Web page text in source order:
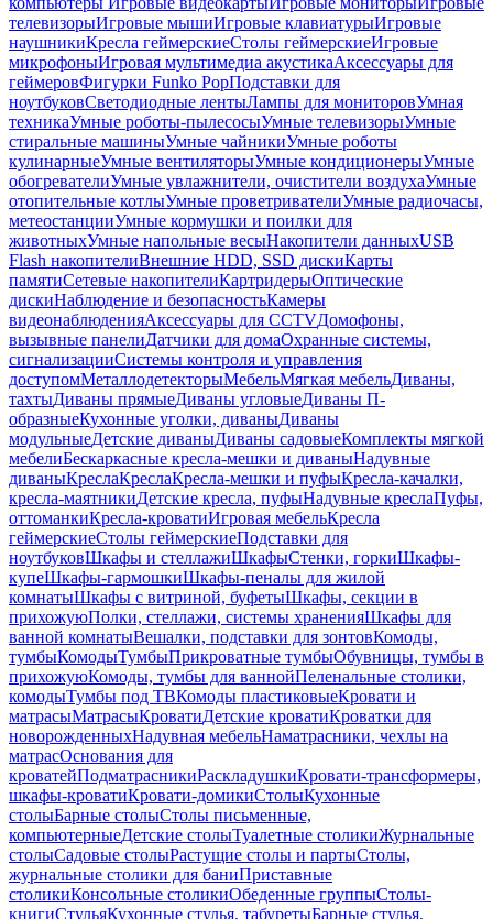
телевизорыИгровые мышиИгровые клавиатурыИгровые
наушникиКресла геймерскиеСтолы геймерскиеИгровые
микрофоныИгровая мультимедиа акустикаАксессуары для
геймеровФигурки Funko PopПодставки для
ноутбуковСветодиодные лентыЛампы для мониторовУмная
техникаУмные роботы-пылесосыУмные телевизорыУмные
стиральные машиныУмные чайникиУмные роботы
кулинарныеУмные вентиляторыУмные кондиционерыУмные
обогревателиУмные увлажнители, очистители воздухаУмные
отопительные котлыУмные проветривателиУмные радиочасы,
метеостанцииУмные кормушки и поилки для
животныхУмные напольные весыНакопители данныхUSB
Flash накопителиВнешние HDD, SSD дискиКарты
памятиСетевые накопителиКартридерыОптические
дискиНаблюдение и безопасностьКамеры
видеонаблюденияАксессуары для CCTVДомофоны,
вызывные панелиДатчики для домаОхранные системы,
сигнализацииСистемы контроля и управления
доступомМеталлодетекторыМебельМягкая мебельДиваны,
тахтыДиваны прямыеДиваны угловыеДиваны П-
образныеКухонные уголки, диваныДиваны
модульныеДетские диваныДиваны садовыеКомплекты мягкой
мебелиБескаркасные кресла-мешки и диваныНадувные
диваныКреслаКреслаКресла-мешки и пуфыКресла-качалки,
кресла-маятникиДетские кресла, пуфыНадувные креслаПуфы,
оттоманкиКресла-кроватиИгровая мебельКресла
геймерскиеСтолы геймерскиеПодставки для
ноутбуковШкафы и стеллажиШкафыСтенки, горкиШкафы-
купеШкафы-гармошкиШкафы-пеналы для жилой
комнатыШкафы с витриной, буфетыШкафы, секции в
прихожуюПолки, стеллажи, системы храненияШкафы для
ванной комнатыВешалки, подставки для зонтовКомоды,
тумбыКомодыТумбыПрикроватные тумбыОбувницы, тумбы в
прихожуюКомоды, тумбы для ваннойПеленальные столики,
комодыТумбы под ТВКомоды пластиковыеКровати и
матрасыМатрасыКроватиДетские кроватиКроватки для
новорожденныхНадувная мебельНаматрасники, чехлы на
матрасОснования для
кроватейПодматрасникиРаскладушкиКровати-трансформеры,
шкафы-кроватиКровати-домикиСтолыКухонные
столыБарные столыСтолы письменные,
компьютерныеДетские столыТуалетные столикиЖурнальные
столыСадовые столыРастущие столы и партыСтолы,
журнальные столики для баниПриставные
столикиКонсольные столикиОбеденные группыСтолы-
книгиСтульяКухонные стулья, табуретыБарные стулья,